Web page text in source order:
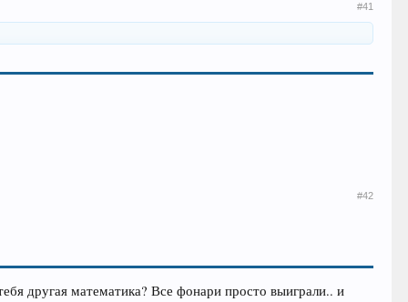
#41
#42
другая математика? Все фонари просто выиграли.. и